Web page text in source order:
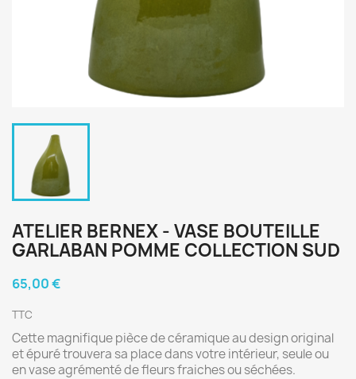
ATELIER BERNEX - VASE BOUTEILLE
GARLABAN POMME COLLECTION SUD
65,00 €
TTC
Cette magnifique pièce de céramique au design original
et épuré trouvera sa place dans votre intérieur, seule ou
en vase agrémenté de fleurs fraiches ou séchées.